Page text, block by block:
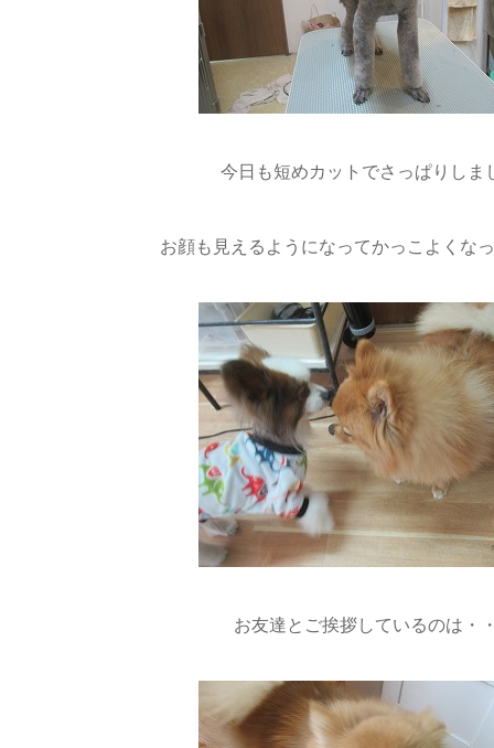
今日も短めカットでさっぱりしま
お顔も見えるようになってかっこよくな
お友達とご挨拶しているのは・